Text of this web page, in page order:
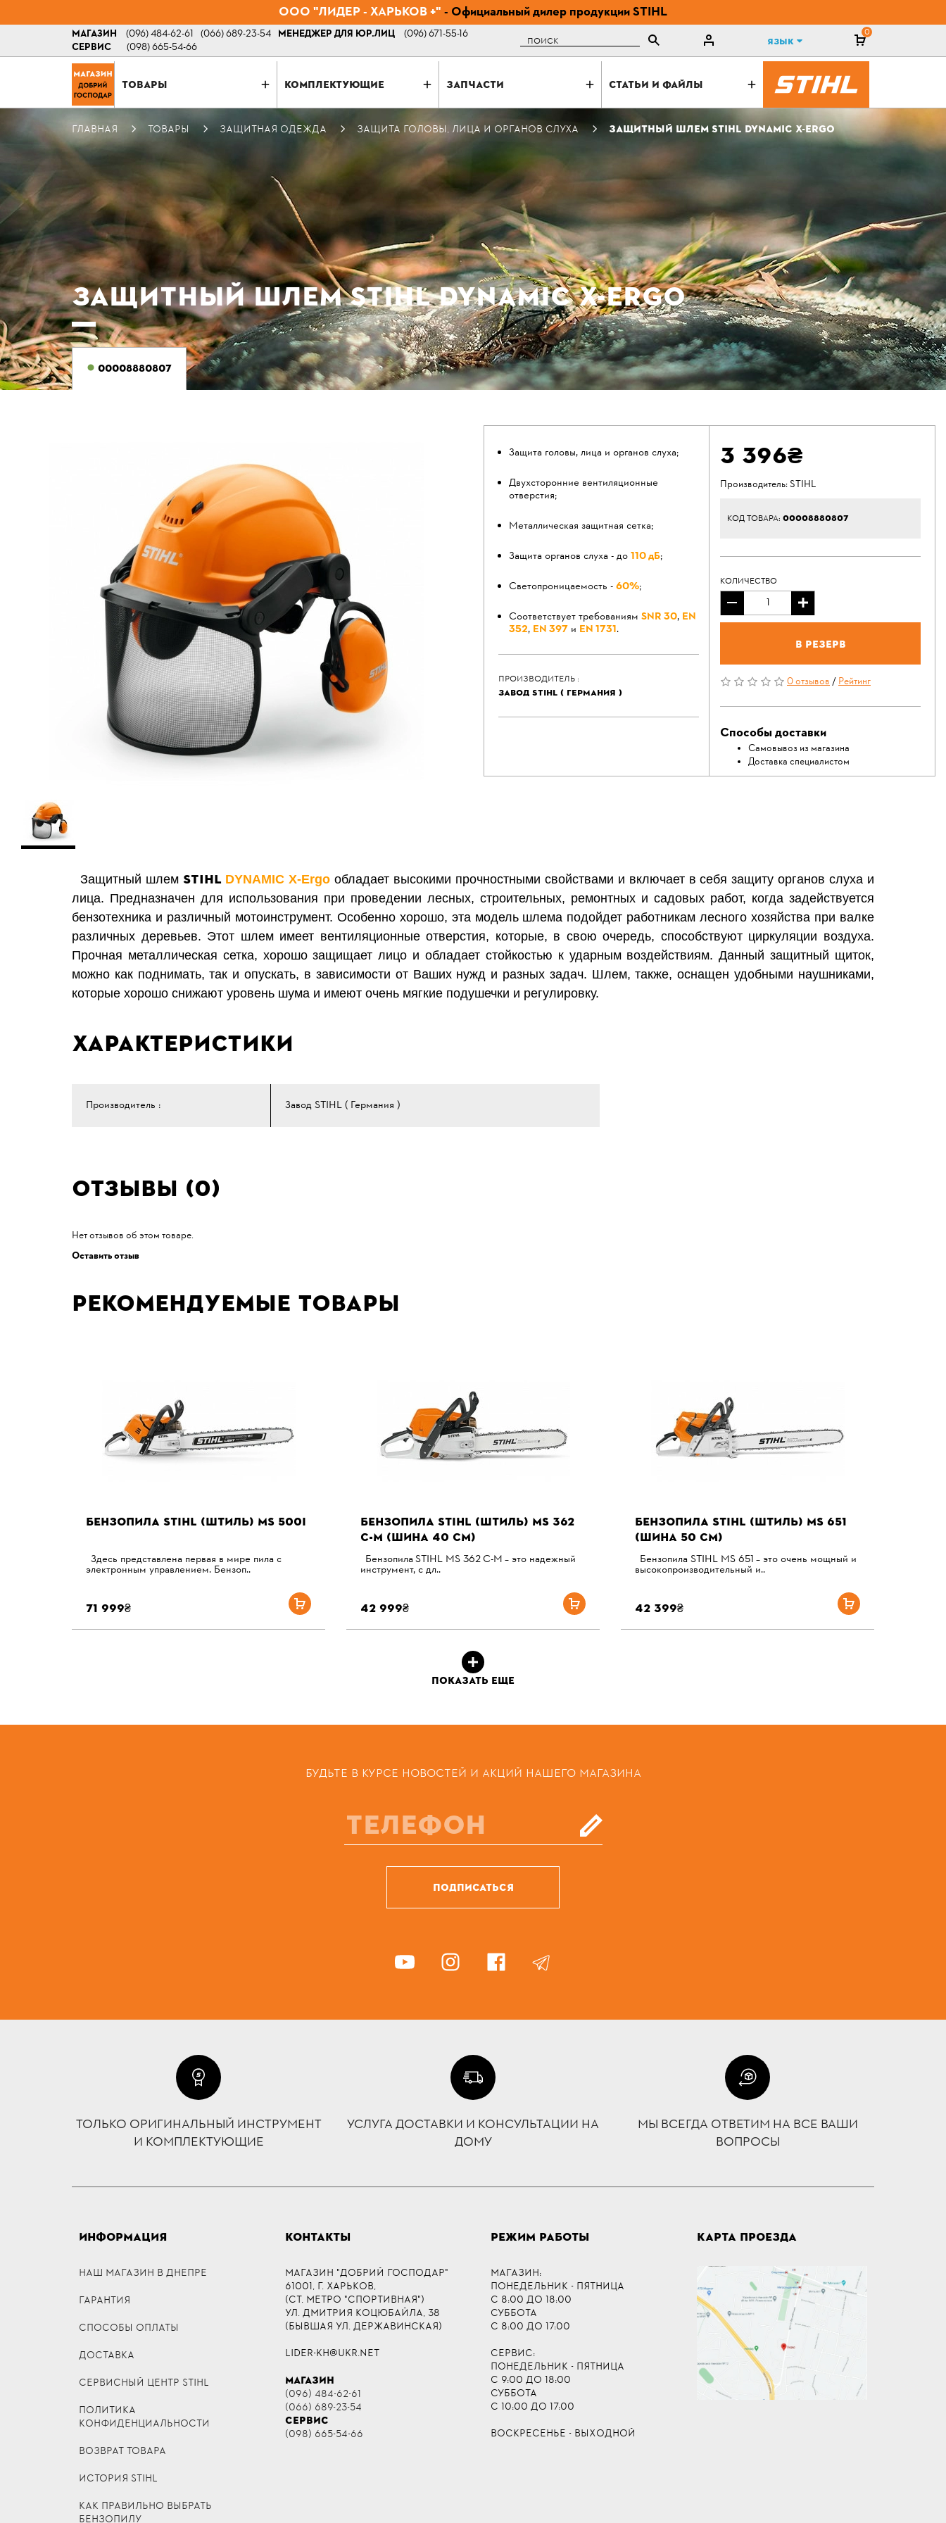
ООО "ЛИДЕР - ХАРЬКОВ +" - Официальный дилер продукции STIHL
МАГАЗИН (096) 484-62-61 (066) 689-23-54 МЕНЕДЖЕР ДЛЯ ЮР.ЛИЦ
(096) 671-55-16
СЕРВИС
(098) 665-54-66 Поиск Язык
0
ТОВАРЫ КОМПЛЕКТУЮЩИЕ ЗАПЧАСТИ СТАТЬИ И ФАЙЛЫ
ГЛАВНАЯ ТОВАРЫ ЗАЩИТНАЯ ОДЕЖДА ЗАЩИТА ГОЛОВЫ, ЛИЦА И ОРГАНОВ СЛУХА ЗАЩИТНЫЙ ШЛЕМ STIHL DYNAMIC X-ERGO
ЗАЩИТНЫЙ ШЛЕМ STIHL DYNAMIC X-ERGO
00008880807
Защита головы, лица и органов слуха;
Двухсторонние вентиляционные
отверстия;
Металлическая защитная сетка;
Защита органов слуха - до110 дБ;
Светопроницаемость -60%;
Соответствует требованиям SNR 30, EN
352, EN 397 и EN 1731.
ПРОИЗВОДИТЕЛЬ :
ЗАВОД STIHL ( ГЕРМАНИЯ )
3 396₴
Производитель:STIHL
КОД ТОВАРА: 00008880807
КОЛИЧЕСТВО
В резерв
0 отзывов/Рейтинг
Способы доставки
Самовывоз из магазина
Доставка специалистом
Защитный шлем STIHL DYNAMIC X-Ergo обладает высокими прочностными свойствами и включает в себя защиту органов слуха и
лица. Предназначен для использования при проведении лесных, строительных, ремонтных и садовых работ, когда задействуется
бензотехника и различный мотоинструмент. Особенно хорошо, эта модель шлема подойдет работникам лесного хозяйства при валке
различных деревьев. Этот шлем имеет вентиляционные отверстия, которые, в свою очередь, способствуют циркуляции воздуха.
Прочная металлическая сетка, хорошо защищает лицо и обладает стойкостью к ударным воздействиям. Данный защитный щиток,
можно как поднимать, так и опускать, в зависимости от Ваших нужд и разных задач. Шлем, также, оснащен удобными наушниками,
которые хорошо снижают уровень шума и имеют очень мягкие подушечки и регулировку.
Характеристики
Производитель : Завод STIHL ( Германия )
Отзывы (0)
Нет отзывов об этом товаре.
Оставить отзыв
Рекомендуемые товары
БЕНЗОПИЛА STIHL (ШТИЛЬ) MS 500I
Здесь представлена ​​первая в мире пила с
электронным управлением. Бензоп..
71 999₴
БЕНЗОПИЛА STIHL (ШТИЛЬ) MS 362
C-M (ШИНА 40 СМ)
Бензопила STIHL MS 362 C-M – это надежный
инструмент, с дл..
42 999₴
БЕНЗОПИЛА STIHL (ШТИЛЬ) MS 651
(ШИНА 50 СМ)
Бензопила STIHL MS 651 – это очень мощный и
высокопроизводительный и..
42 399₴
ПОКАЗАТЬ ЕЩЕ
БУДЬТЕ В КУРСЕ НОВОСТЕЙ И АКЦИЙ НАШЕГО МАГАЗИНА
ПОДПИСАТЬСЯ
ТОЛЬКО ОРИГИНАЛЬНЫЙ ИНСТРУМЕНТ
И КОМПЛЕКТУЮЩИЕ
УСЛУГА ДОСТАВКИ И КОНСУЛЬТАЦИИ НА
ДОМУ
МЫ ВСЕГДА ОТВЕТИМ НА ВСЕ ВАШИ
ВОПРОСЫ
ИНФОРМАЦИЯ
НАШ МАГАЗИН В ДНЕПРЕ
ГАРАНТИЯ
СПОСОБЫ ОПЛАТЫ
ДОСТАВКА
СЕРВИСНЫЙ ЦЕНТР STIHL
ПОЛИТИКА
КОНФИДЕНЦИАЛЬНОСТИ
ВОЗВРАТ ТОВАРА
ИСТОРИЯ STIHL
КАК ПРАВИЛЬНО ВЫБРАТЬ
БЕНЗОПИЛУ
КОНТАКТЫ
МАГАЗИН "ДОБРИЙ ГОСПОДАР"
61001, Г. ХАРЬКОВ,
(СТ. МЕТРО "СПОРТИВНАЯ")
УЛ. ДМИТРИЯ КОЦЮБАЙЛА, 38
(БЫВШАЯ УЛ. ДЕРЖАВИНСКАЯ)
LIDER-KH@UKR.NET
МАГАЗИН
(096) 484-62-61
(066) 689-23-54
СЕРВИС
(098) 665-54-66
РЕЖИМ РАБОТЫ
МАГАЗИН:
ПОНЕДЕЛЬНИК - ПЯТНИЦА
С 8:00 ДО 18:00
СУББОТА
С 8:00 ДО 17:00
СЕРВИС:
ПОНЕДЕЛЬНИК - ПЯТНИЦА
С 9:00 ДО 18:00
СУББОТА
С 10:00 ДО 17:00
ВОСКРЕСЕНЬЕ - ВЫХОДНОЙ
КАРТА ПРОЕЗДА